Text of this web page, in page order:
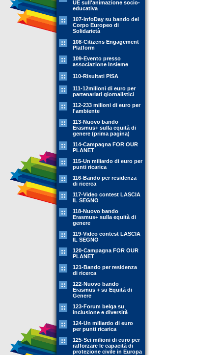
UE sull'animazione socio-
educativa
107-InfoDay su bando del
Corpo Europeo di
Solidarietà
108-Citizens Engagement
Platform
109-Evento presso
associazione Insieme
110-Risultati PISA
111-12milioni di euro per
partenariati giornalistici
112-233 milioni di euro per
l'ambiente
113-Nuovo bando
Erasmus+ sulla equità di
genere (prima pagina)
114-Campagna FOR OUR
PLANET
115-Un miliardo di euro per
punti ricarica
116-Bando per residenza
di ricerca
117-Video contest LASCIA
IL SEGNO
118-Nuovo bando
Erasmus+ sulla equità di
genere
119-Video contest LASCIA
IL SEGNO
120-Campagna FOR OUR
PLANET
121-Bando per residenza
di ricerca
122-Nuovo bando
Erasmus + su Equità di
Genere
123-Forum belga su
inclusione e diversità
124-Un miliardo di euro
per punti ricarica
125-Sei milioni di euro per
rafforzare le capacità di
protezione civile in Europa